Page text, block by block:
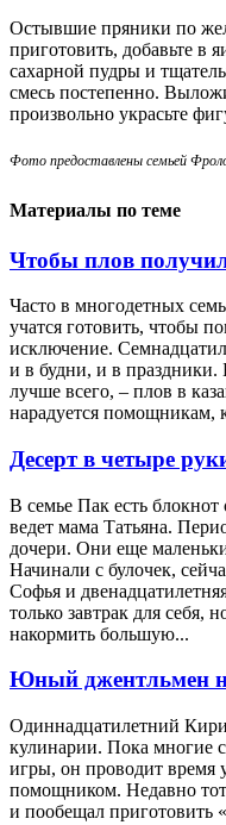
Остывшие пряники по
приготовить, добавьте в
сахарной пудры и
смесь постепенно.
произвольно украсьте
Фото предоставлены семьей
Материалы по теме
Чтобы плов
Часто в многодетных
учатся готовить, чтобы
исключение.
и в будни, и в праздники.
лучше всего, – плов в
нарадуется помощникам,
Десерт в четыре
В семье Пак есть
ведет мама Татьяна.
дочери. Они еще
Начинали с булочек,
Софья и
только завтрак для себя,
накормить большую...
Юный джентльмен
Одиннадцатилетний
кулинарии. Пока многие
игры, он проводит
помощником. Недавно
и пообещал приготовить